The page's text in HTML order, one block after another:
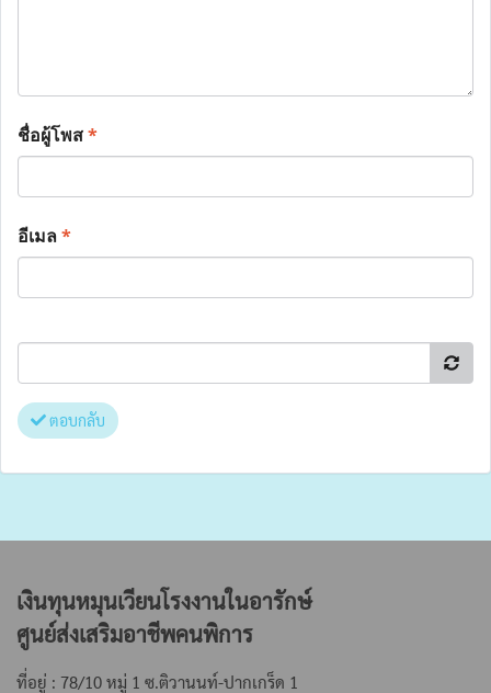
ชื่อผู้โพส*
อีเมล*
ตอบกลับ
เงินทุนหมุนเวียนโรงงานในอารักษ์
ศูนย์ส่งเสริมอาชีพคนพิการ
ที่อยู่ : 78/10 หมู่ 1 ซ.ติวานนท์-ปากเกร็ด 1